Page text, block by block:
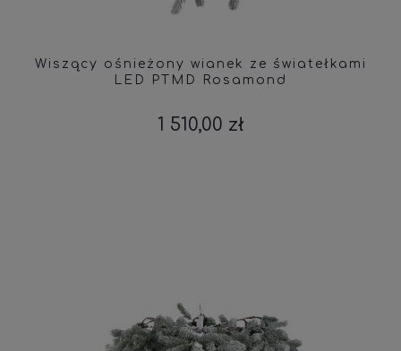
Wiszący ośnieżony wianek ze światełkami
LED PTMD Rosamond
1 510,00 zł